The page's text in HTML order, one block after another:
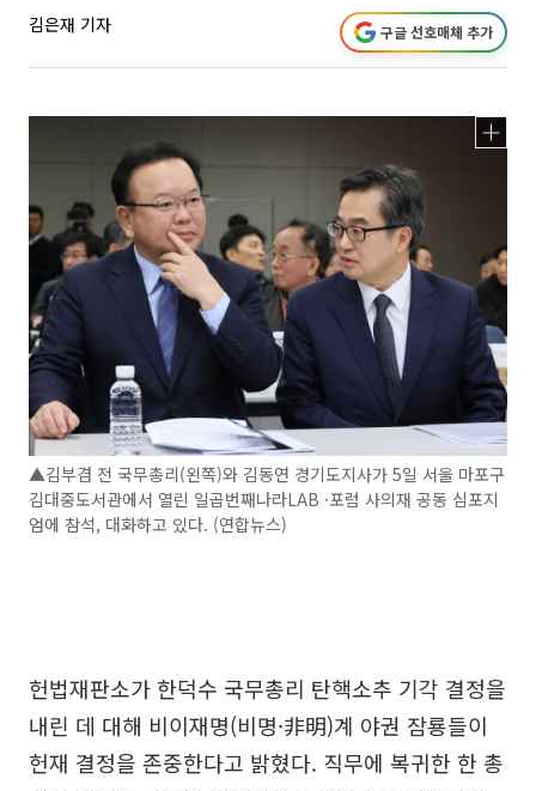
김은재 기자 구글 선호매체 추가
▲김부겸 전 국무총리(왼쪽)와 김동연 경기도지사가 5일 서울 마포구
김대중도서관에서 열린 일곱번째나라LAB ·포럼 사의재 공동 심포지
엄에 참석, 대화하고 있다. (연합뉴스)
헌법재판소가 한덕수 국무총리 탄핵소추 기각 결정을
내린 데 대해 비이재명(비명·非明)계 야권 잠룡들이
헌재 결정을 존중한다고 밝혔다. 직무에 복귀한 한 총